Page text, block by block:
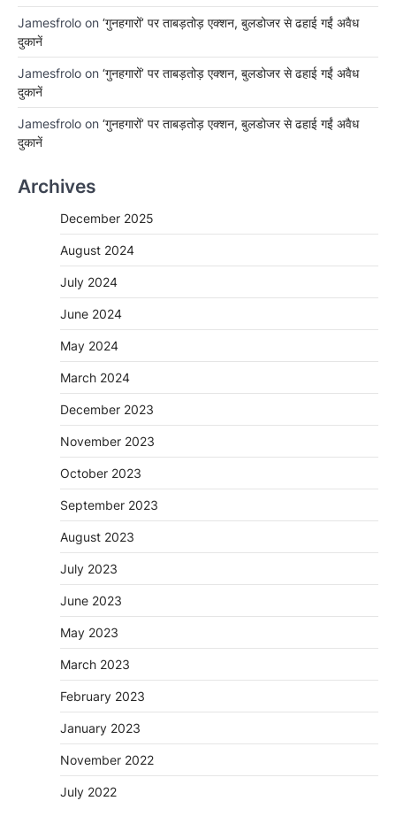
Jamesfrolo on ‘गुनहगारों’ पर ताबड़तोड़ एक्शन, बुलडोजर से ढहाई गईं अवैध
दुकानें
Jamesfrolo on ‘गुनहगारों’ पर ताबड़तोड़ एक्शन, बुलडोजर से ढहाई गईं अवैध
दुकानें
Jamesfrolo on ‘गुनहगारों’ पर ताबड़तोड़ एक्शन, बुलडोजर से ढहाई गईं अवैध
दुकानें
Archives
December 2025
August 2024
July 2024
June 2024
May 2024
March 2024
December 2023
November 2023
October 2023
September 2023
August 2023
July 2023
June 2023
May 2023
March 2023
February 2023
January 2023
November 2022
July 2022